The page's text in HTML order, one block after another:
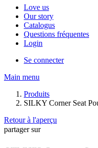
Love us
Our story
Catalogus
Questions fréquentes
Login
Se connecter
Main menu
Produits
SILKY Corner Seat
Retour à l'aperçu
partager sur